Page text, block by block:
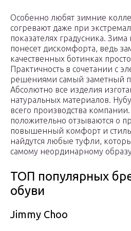
Особенно любят зимние
согревают даже при
показателях градусника.
понесет дискомфорта, ведь
качественных ботинках
Практичность в сочетании с
решениями самый заметный
Абсолютно все изделия
натуральных материалов.
всего производства
положительно отзываются о
повышенный комфорт и
найдутся любые туфли,
самому неординарному
ТОП популярных
обуви
Jimmy Choo